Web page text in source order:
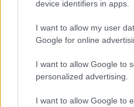
device identifiers in apps.
I want to allow my user
Google for online
I want to allow Google to
personalized advertising.
I want to allow Google to